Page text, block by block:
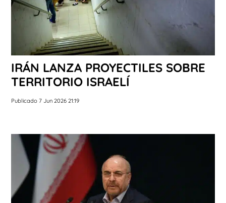
IRÁN LANZA PROYECTILES SOBRE
TERRITORIO ISRAELÍ
Publicado 7 Jun 2026 21:19